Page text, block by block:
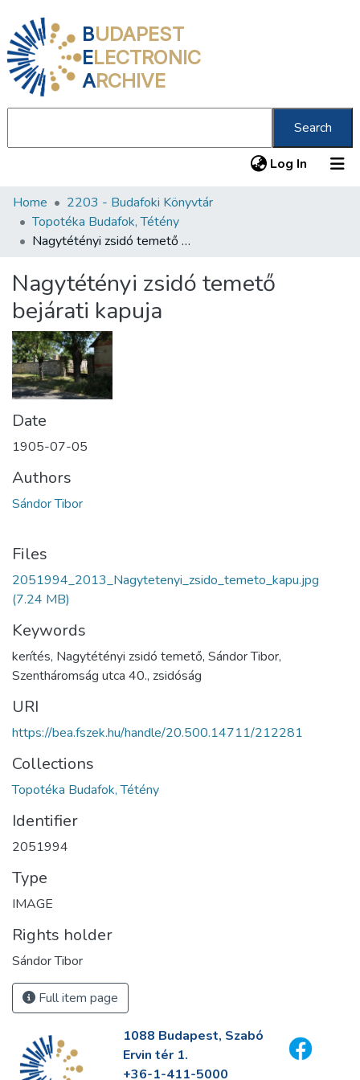
BUDAPEST
ELECTRONIC
ARCHIVE
Search
Log In (current)
Communities & Collections
All of DSpace
About us
Home
2203 - Budafoki Könyvtár
Topotéka Budafok, Tétény
Nagytétényi zsidó temető bejárati kapuja
Nagytétényi zsidó temető
bejárati kapuja
Date
1905-07-05
Authors
Sándor Tibor
Files
2051994_2013_Nagytetenyi_zsido_temeto_kapu.jpg
(7.24 MB)
Keywords
kerítés, Nagytétényi zsidó temető, Sándor Tibor,
Szentháromság utca 40., zsidóság
URI
https://bea.fszek.hu/handle/20.500.14711/212281
Collections
Topotéka Budafok, Tétény
Identifier
2051994
Type
IMAGE
Rights holder
Sándor Tibor
Full item page
1088 Budapest, Szabó
Ervin tér 1.
+36-1-411-5000